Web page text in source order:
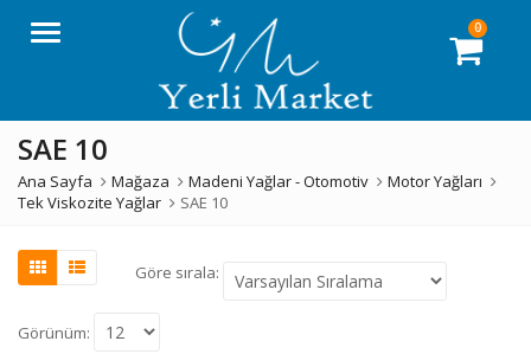
Menü 0
SAE 10
Ana Sayfa Mağaza Madeni Yağlar - Otomotiv
Motor Yağları
Tek Viskozite Yağlar
SAE 10
Göre sırala:
Görünüm: